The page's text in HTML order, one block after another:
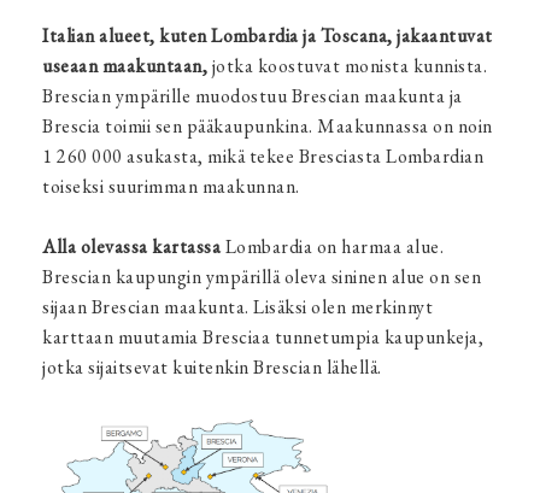
Italian alueet, kuten Lombardia ja Toscana, jakaantuvat
useaan maakuntaan,jotka koostuvat monista kunnista.
Brescian ympärille muodostuu Brescian maakunta ja
Brescia toimii sen pääkaupunkina. Maakunnassa on noin
1 260 000 asukasta, mikä tekee Bresciasta Lombardian
toiseksi suurimman maakunnan.
Alla olevassa kartassaLombardia on harmaa alue.
Brescian kaupungin ympärillä oleva sininen alue on sen
sijaan Brescian maakunta. Lisäksi olen merkinnyt
karttaan muutamia Bresciaa tunnetumpia kaupunkeja,
jotka sijaitsevat kuitenkin Brescian lähellä.